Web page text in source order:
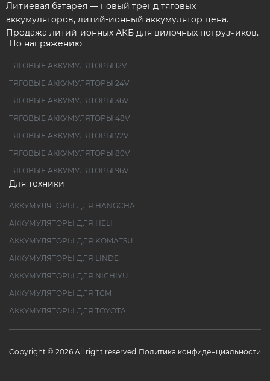
Литиевая батарея — новый тренд тяговых
аккумуляторов, литий-ионный аккумулятор цена.
Продажа литий-ионных АКБ для вилочных погрузчиков.
По напряжению
ТЯГОВЫЕ АККУМУЛЯТОРЫ 12V
ТЯГОВЫЕ АККУМУЛЯТОРЫ 24V
ТЯГОВЫЕ АККУМУЛЯТОРЫ 36V
ТЯГОВЫЕ АККУМУЛЯТОРЫ 48V
ТЯГОВЫЕ АККУМУЛЯТОРЫ 72V
ТЯГОВЫЕ АККУМУЛЯТОРЫ 80V
ТЯГОВЫЕ АККУМУЛЯТОРЫ 96V
Для техники
АККУМУЛЯТОРЫ ДЛЯ HANGCHA
АККУМУЛЯТОРЫ ДЛЯ HELI
АККУМУЛЯТОРЫ ДЛЯ KOMATSU
АККУМУЛЯТОРЫ ДЛЯ LINDE
АККУМУЛЯТОРЫ ДЛЯ NICHIYU
АККУМУЛЯТОРЫ ДЛЯ TCM
АККУМУЛЯТОРЫ ДЛЯ TOYOTA
Copyright © 2026 All right reserved. Политика конфиденциальности